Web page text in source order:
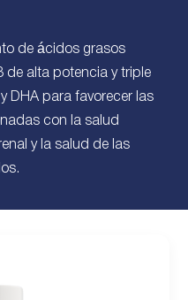
de ácidos grasos
de alta potencia y triple
DHA para favorecer las
con la salud
y la salud de las